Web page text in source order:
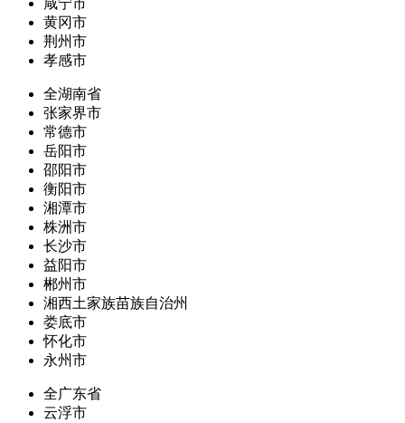
咸宁市
黄冈市
荆州市
孝感市
全湖南省
张家界市
常德市
岳阳市
邵阳市
衡阳市
湘潭市
株洲市
长沙市
益阳市
郴州市
湘西土家族苗族自治州
娄底市
怀化市
永州市
全广东省
云浮市